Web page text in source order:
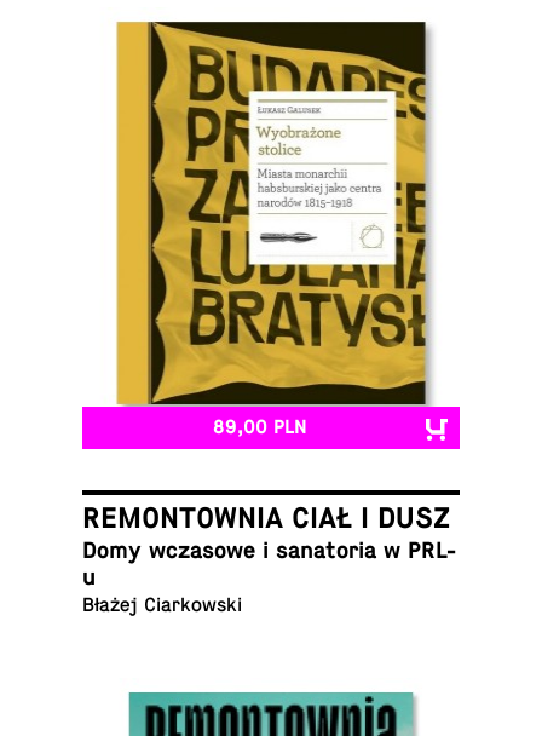
Łukasz Galusek
89,00 PLN
REMONTOWNIA CIAŁ I DUSZ
Domy wcza­so­we i sa­na­to­ria w PRL-
u
Błażej Ciarkowski